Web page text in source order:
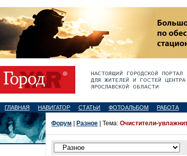
ГЛАВНАЯ НАВИГАТОР СТАТЬИ ФОТОАЛЬБОМ РАБОТА
Форум Разное | Тема: Очистители-